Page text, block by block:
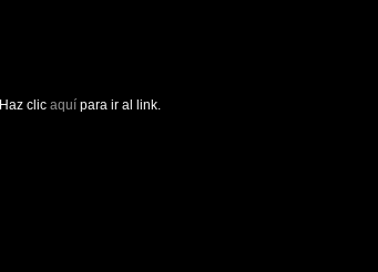
Haz clic aquí para ir al link.